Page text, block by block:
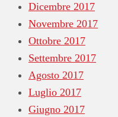
Dicembre 2017
Novembre 2017
Ottobre 2017
Settembre 2017
Agosto 2017
Luglio 2017
Giugno 2017